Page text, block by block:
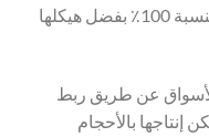
وعمليًا مفضلًا لأنها قابلة لإعادة التدوير بنسبة 100٪ بفضل هيكلها
عن طريق ربط
إنتاجها بالأحجام